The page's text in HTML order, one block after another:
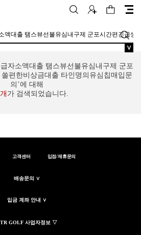
∨
급자소액대출 탬스뷰선불유심내구제 군포
편한비상금대출 타인명의유심칩매입문
의’에 대해
개 가 검색되었습니다.
고객센터 입점/제휴문의
배송문의 ∨
입금 계좌 안내 ∨
GOLF 사업자정보 ▽